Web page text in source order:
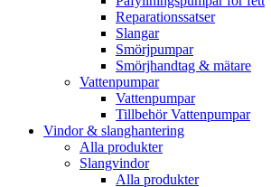
Reparationssatser
Slangar
Smörjpumpar
Smörjhandtag & mätare
Vattenpumpar
Vattenpumpar
Tillbehör Vattenpumpar
Vindor & slanghantering
Alla produkter
Slangvindor
Alla produkter